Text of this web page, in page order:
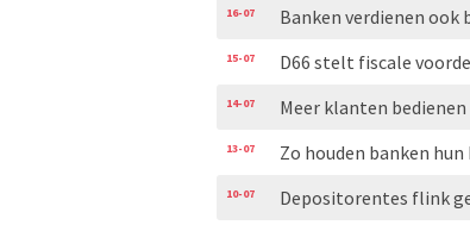
16-07 Banken verdienen
15-07 D66 stelt fiscale
14-07 Meer klanten
13-07 Zo houden banken
10-07 Depositorentes flink